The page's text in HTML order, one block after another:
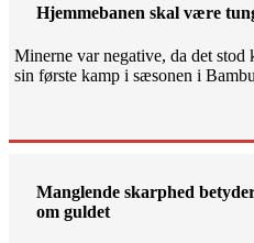
Hjemmebanen skal være
Minerne var negative, da det stod
sin første kamp i sæsonen i
Manglende skarphed
om guldet